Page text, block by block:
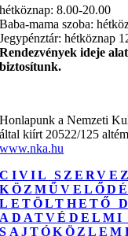
hétköznap: 8.00-20.00
Baba-mama szoba:
Jegypénztár: hétköznap
Rendezvények ideje
biztosítunk.
Honlapunk a Nemzeti
által kiírt 20522/125
www.nka.hu
CIVIL
LETÖLTHETŐ
ADATVÉDELMI